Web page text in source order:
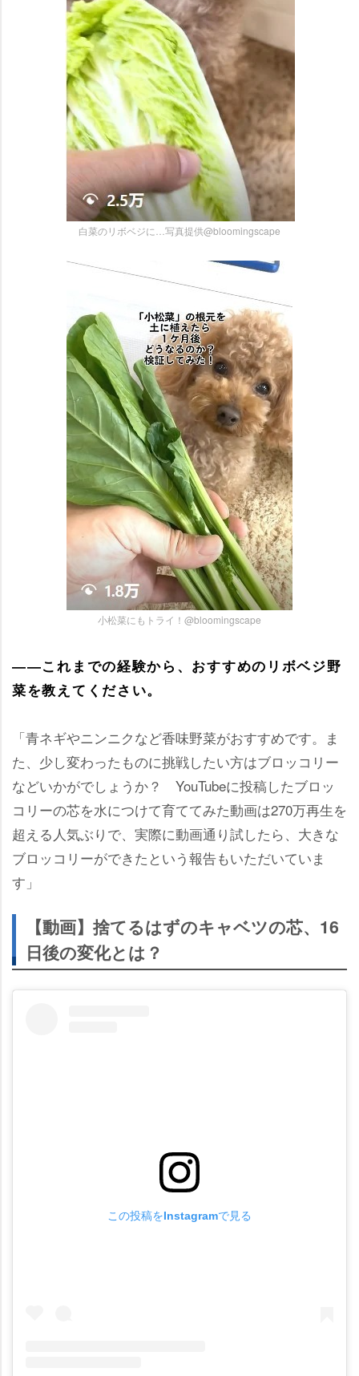
白菜のリボベジに…写真提供@bloomingscape
小松菜にもトライ！@bloomingscape
――これまでの経験から、おすすめのリボベジ野
菜を教えてください。
「青ネギやニンニクなど香味野菜がおすすめです。ま
た、少し変わったものに挑戦したい方はブロッコリー
などいかがでしょうか？ YouTubeに投稿したブロッ
コリーの芯を水につけて育ててみた動画は270万再生を
超える人気ぶりで、実際に動画通り試したら、大きな
ブロッコリーができたという報告もいただいていま
す」
【動画】捨てるはずのキャベツの芯、16
日後の変化とは？
この投稿をInstagramで見る